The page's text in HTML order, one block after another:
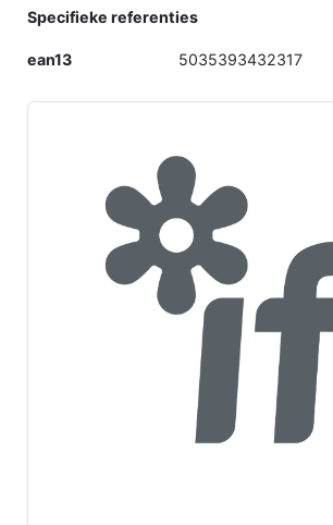
Specifieke referenties
ean13 5035393432317